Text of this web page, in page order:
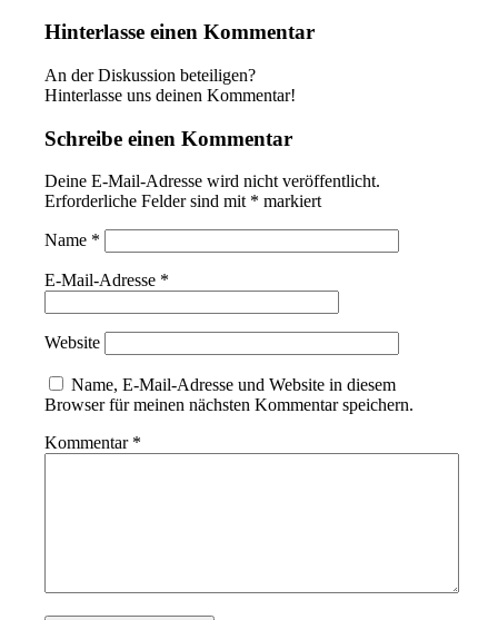
Hinterlasse einen Kommentar
An der Diskussion beteiligen?
Hinterlasse uns deinen Kommentar!
Schreibe einen Kommentar
Deine E-Mail-Adresse wird nicht veröffentlicht.
Erforderliche Felder sind mit * markiert
Name *
E-Mail-Adresse *
Website
Name, E-Mail-Adresse und Website in diesem
Browser für meinen nächsten Kommentar speichern.
Kommentar *